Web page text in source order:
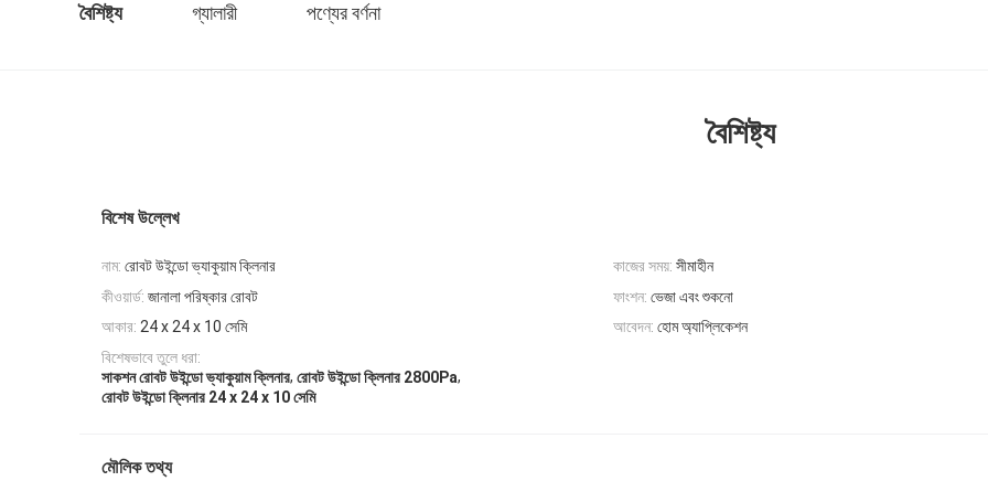
বৈশিষ্ট্য গ্যালারী পণ্যের বর্ণনা
বৈশিষ্ট্য
বিশেষ উল্লেখ
নাম: রোবট উইন্ডো ভ্যাকুয়াম ক্লিনার কাজের সময়: সীমাহীন
কীওয়ার্ড: জানালা পরিষ্কার রোবট ফাংশন: ভেজা এবং শুকনো
আকার: 24 x 24 x 10 সেমি আবেদন: হোম অ্যাপ্লিকেশন
বিশেষভাবে তুলে ধরা:
সাকশন রোবট উইন্ডো ভ্যাকুয়াম ক্লিনার, রোবট উইন্ডো ক্লিনার 2800Pa,
রোবট উইন্ডো ক্লিনার 24 x 24 x 10 সেমি
মৌলিক তথ্য